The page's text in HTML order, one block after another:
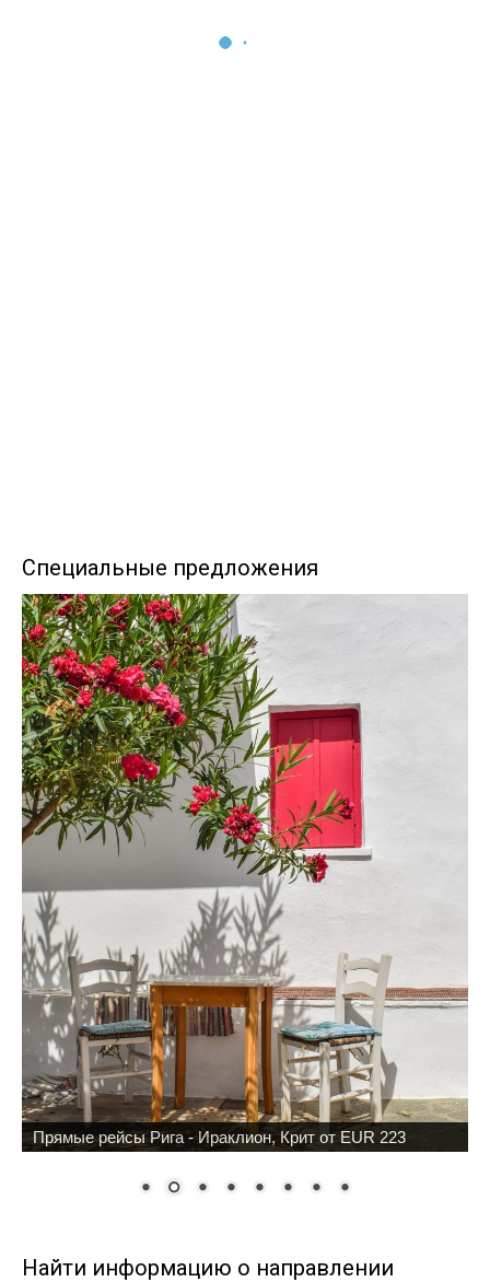
Специальные предложения
Прямые рейсы Рига - Ираклион, Крит от EUR 223
Найти информацию о направлении